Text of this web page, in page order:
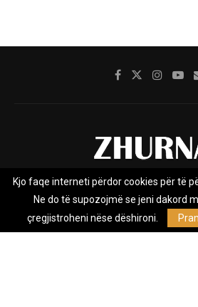
Rreth nesh Impresumi
Privacy Policy
Zhurnal.mk është Agjenci e Lajmeve e
Kjo faqe interneti përdor cookies për të
Ne do të supozojmë se jeni dakord
çregjistroheni nëse dëshironi.